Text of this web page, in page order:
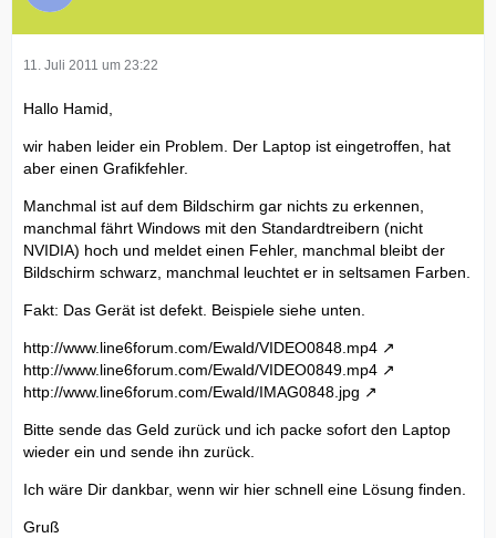
11. Juli 2011 um 23:22
Hallo Hamid,
wir haben leider ein Problem. Der Laptop ist eingetroffen, hat
aber einen Grafikfehler.
Manchmal ist auf dem Bildschirm gar nichts zu erkennen,
manchmal fährt Windows mit den Standardtreibern (nicht
NVIDIA) hoch und meldet einen Fehler, manchmal bleibt der
Bildschirm schwarz, manchmal leuchtet er in seltsamen Farben.
Fakt: Das Gerät ist defekt. Beispiele siehe unten.
http://www.line6forum.com/Ewald/VIDEO0848.mp4
http://www.line6forum.com/Ewald/VIDEO0849.mp4
http://www.line6forum.com/Ewald/IMAG0848.jpg
Bitte sende das Geld zurück und ich packe sofort den Laptop
wieder ein und sende ihn zurück.
Ich wäre Dir dankbar, wenn wir hier schnell eine Lösung finden.
Gruß